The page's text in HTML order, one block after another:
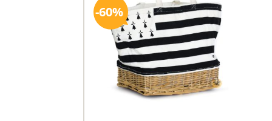
60%
Ajouter
favoris